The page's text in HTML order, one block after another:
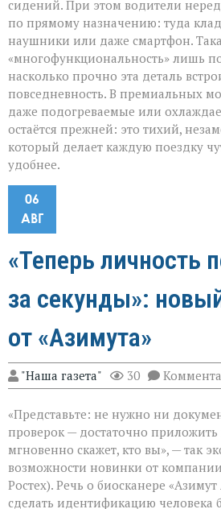
сидений. При этом водители
по прямому назначению: туда
наушники или даже смартфон.
«многофункциональность» лишь
насколько прочно эта деталь
повседневность. В премиальных
даже подогреваемые или
остаётся прежней: это тихий,
который делает каждую поездку
удобнее.
06
АВГ
«Теперь личность
за секунды»:
от «Азимута»
"Наша газета" 30
«Представьте: не нужно ни
проверок — достаточно
мгновенно скажет, кто вы», — так
возможности новинки от
Ростех). Речь о биосканере
сделать идентификацию человека